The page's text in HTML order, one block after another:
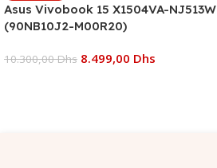
Asus Vivobook 15 X1504VA-NJ513W
(90NB10J2-M00R20)
10.300,00Dhs 8.499,00 Dhs